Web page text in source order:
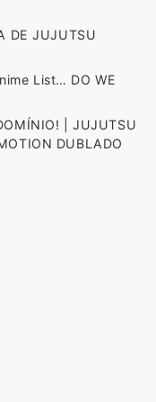
DE JUJUTSU
List… DO WE
| JUJUTSU
DUBLADO